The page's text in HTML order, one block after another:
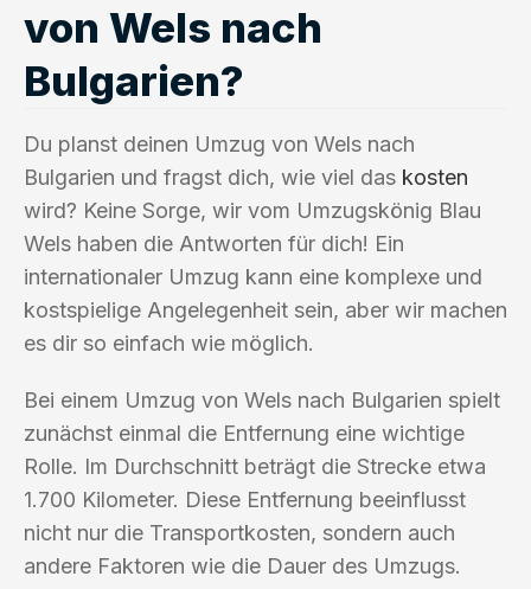
von Wels nach
Bulgarien?
Du planst deinen Umzug von Wels nach
Bulgarien und fragst dich, wie viel das kosten
wird? Keine Sorge, wir vom Umzugskönig Blau
Wels haben die Antworten für dich! Ein
internationaler Umzug kann eine komplexe und
kostspielige Angelegenheit sein, aber wir machen
es dir so einfach wie möglich.
Bei einem Umzug von Wels nach Bulgarien spielt
zunächst einmal die Entfernung eine wichtige
Rolle. Im Durchschnitt beträgt die Strecke etwa
1.700 Kilometer. Diese Entfernung beeinflusst
nicht nur die Transportkosten, sondern auch
andere Faktoren wie die Dauer des Umzugs.